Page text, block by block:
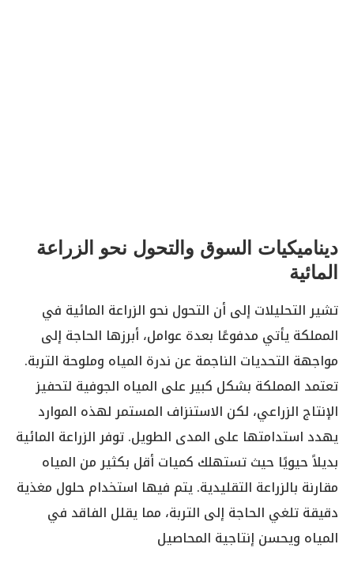
ديناميكيات السوق والتحول نحو الزراعة
المائية
تشير التحليلات إلى أن التحول نحو الزراعة المائية في
المملكة يأتي مدفوعًا بعدة عوامل، أبرزها الحاجة إلى
مواجهة التحديات الناجمة عن ندرة المياه وملوحة التربة.
تعتمد المملكة بشكل كبير على المياه الجوفية لتحفيز
الإنتاج الزراعي، لكن الاستنزاف المستمر لهذه الموارد
يهدد استدامتها على المدى الطويل. توفر الزراعة المائية
بديلاً حيويًا حيث تستهلك كميات أقل بكثير من المياه
مقارنة بالزراعة التقليدية. يتم فيها استخدام حلول مغذية
دقيقة تلغي الحاجة إلى التربة، مما يقلل الفاقد في
المياه ويحسن إنتاجية المحاصيل